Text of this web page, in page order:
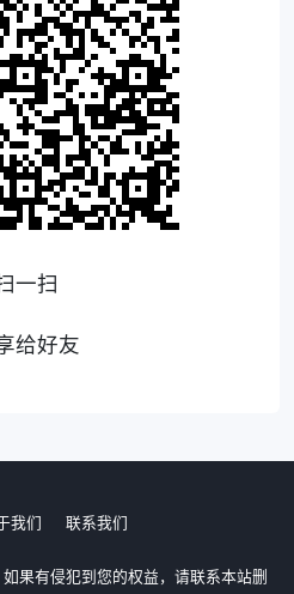
一扫
给好友
我们 联系我们
果有侵犯到您的权益，请联系本站删